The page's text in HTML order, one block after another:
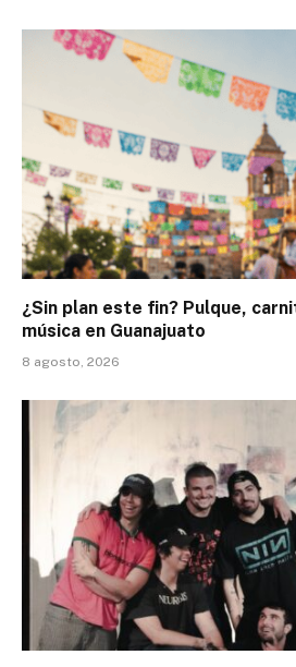
¿Sin plan este fin? Pulque,
música en Guanajuato
8 agosto, 2026